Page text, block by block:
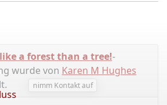
a forest than a tree!-
wurde von Karen M Hughes
nimm Kontakt auf